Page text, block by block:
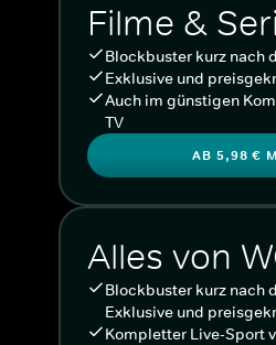
Filme &
Blockbuster kurz nach
Exklusive und
Auch im günstigen
TV
AB 5,98 €
Alles von
Blockbuster kurz nach
Exklusive und
Kompletter Live-Sport